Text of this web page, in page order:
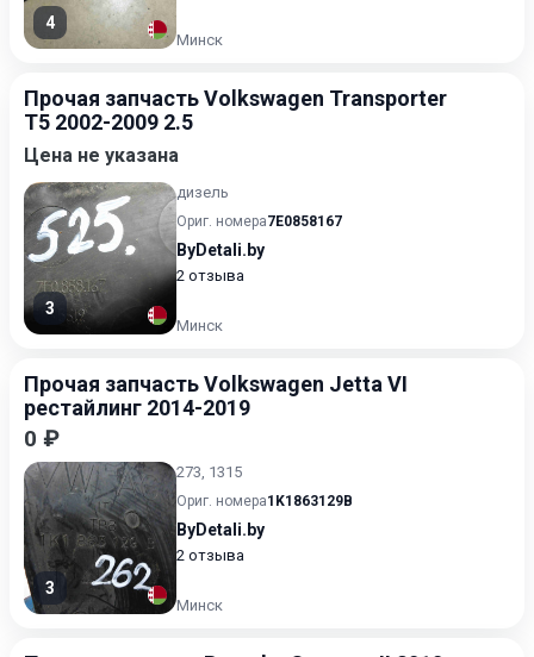
4
Минск
Прочая запчасть Volkswagen Transporter
T5 2002-2009 2.5
Цена не указана
3
дизель
Ориг. номера7E0858167
ByDetali.by
2 отзыва
Минск
Прочая запчасть Volkswagen Jetta VI
рестайлинг 2014-2019
0 ₽
3
273, 1315
Ориг. номера1K1863129B
ByDetali.by
2 отзыва
Минск